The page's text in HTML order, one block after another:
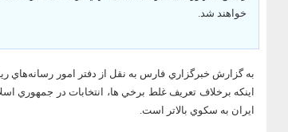
خواهند شد.
اينكه برخلاف تعريف غلط برخي ها، انتخابات در
ايران به سكوي بالاتر است.